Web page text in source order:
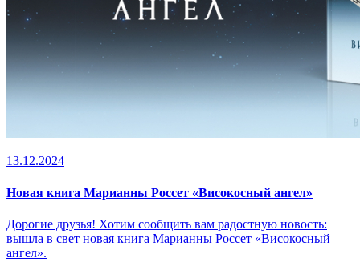
13.12.2024
Новая книга Марианны Россет «Високосный ангел»
Дорогие друзья! Хотим сообщить вам радостную новость:
вышла в свет новая книга Марианны Россет «Високосный
ангел».